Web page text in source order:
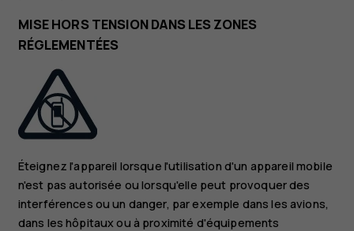
MISE HORS TENSION DANS LES ZONES
RÉGLEMENTÉES
Éteignez l'appareil lorsque l'utilisation d'un appareil mobile
n'est pas autorisée ou lorsqu'elle peut provoquer des
interférences ou un danger, par exemple dans les avions,
dans les hôpitaux ou à proximité d'équipements